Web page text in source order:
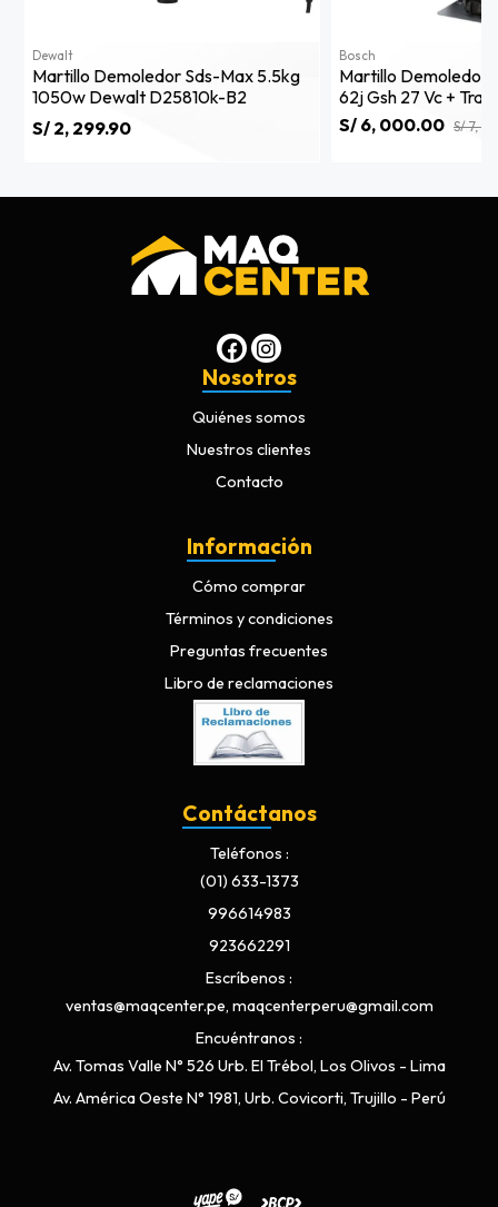
Dewalt
Martillo Demoledor Sds-Max 5.5kg
1050w Dewalt D25810k-B2
S/ 2, 299.90
Bosch
Martillo Demoledor
62j Gsh 27 Vc +
0615.a00.05l
S/ 6, 000.00 S/ 7,
Nosotros
Quiénes somos
Nuestros clientes
Contacto
Información
Cómo comprar
Términos y condiciones
Preguntas frecuentes
Libro de reclamaciones
Contáctanos
Teléfonos
(01) 633-1373
996614983
923662291
Escríbenos
ventas@maqcenter.pe, maqcenterperu@gmail.com
Encuéntranos
Av. Tomas Valle N° 526 Urb. El Trébol, Los Olivos - Lima
Av. América Oeste N° 1981, Urb. Covicorti, Trujillo - Perú